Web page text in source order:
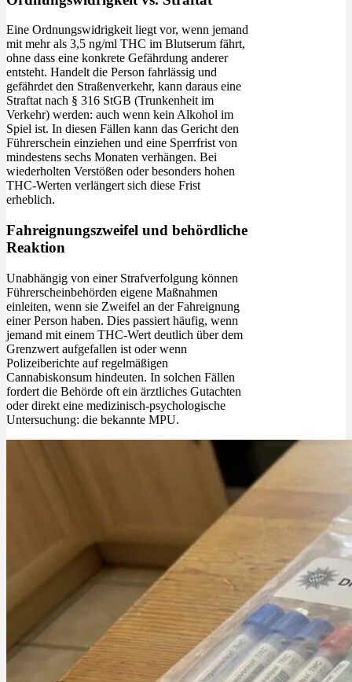
Eine Ordnungswidrigkeit liegt vor, wenn jemand
mit mehr als 3,5 ng/ml THC im Blutserum fährt,
ohne dass eine konkrete Gefährdung anderer
entsteht. Handelt die Person fahrlässig und
gefährdet den Straßenverkehr, kann daraus eine
Straftat nach § 316 StGB (Trunkenheit im
Verkehr) werden: auch wenn kein Alkohol im
Spiel ist. In diesen Fällen kann das Gericht den
Führerschein einziehen und eine Sperrfrist von
mindestens sechs Monaten verhängen. Bei
wiederholten Verstößen oder besonders hohen
THC-Werten verlängert sich diese Frist
erheblich.
Fahreignungszweifel und behördliche
Reaktion
Unabhängig von einer Strafverfolgung können
Führerscheinbehörden eigene Maßnahmen
einleiten, wenn sie Zweifel an der Fahreignung
einer Person haben. Dies passiert häufig, wenn
jemand mit einem THC-Wert deutlich über dem
Grenzwert aufgefallen ist oder wenn
Polizeiberichte auf regelmäßigen
Cannabiskonsum hindeuten. In solchen Fällen
fordert die Behörde oft ein ärztliches Gutachten
oder direkt eine medizinisch-psychologische
Untersuchung: die bekannte MPU.